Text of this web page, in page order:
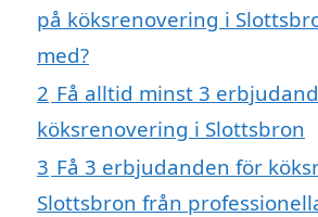
på köksrenovering i
med?
2 Få alltid minst 3
köksrenovering i Slottsbron
3 Få 3 erbjudanden för
Slottsbron från